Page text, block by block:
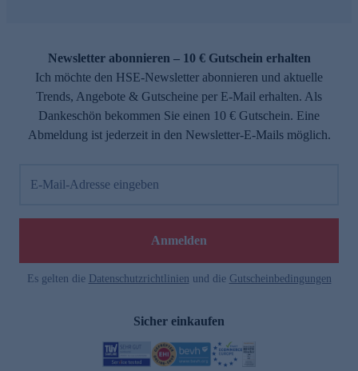
Newsletter abonnieren – 10 € Gutschein erhalten
Ich möchte den HSE-Newsletter abonnieren und aktuelle
Trends, Angebote & Gutscheine per E-Mail erhalten. Als
Dankeschön bekommen Sie einen 10 € Gutschein. Eine
Abmeldung ist jederzeit in den Newsletter-E-Mails möglich.
E-Mail-Adresse eingeben
Anmelden
Es gelten die Datenschutzrichtlinien und die Gutscheinbedingungen
Sicher einkaufen